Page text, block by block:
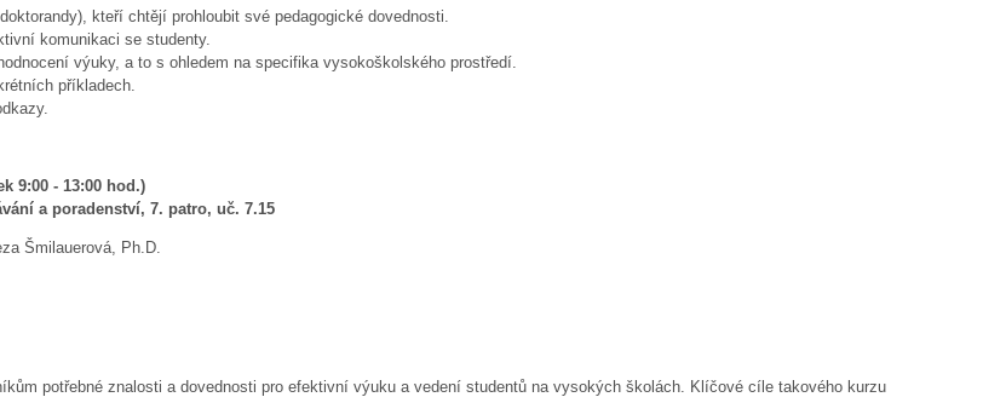
kteří chtějí prohloubit své pedagogické dovednosti.
komunikaci se studenty.
výuky, a to s ohledem na specifika vysokoškolského prostředí.
příkladech.
9:00 - 13:00 hod.)
a poradenství, 7. patro, uč. 7.15
Šmilauerová, Ph.D.
potřebné znalosti a dovednosti pro efektivní výuku a vedení studentů na vysokých školách. Klíčové cíle takového kurzu